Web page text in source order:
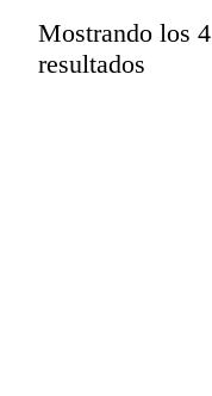
Mostrando los 4
resultados